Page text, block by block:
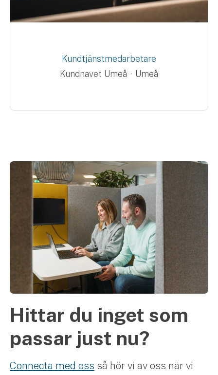
Kundtjänstmedarbetare
Kundnavet Umeå · Umeå
Hittar du inget som
passar just nu?
Connecta med oss så hör vi av oss när vi